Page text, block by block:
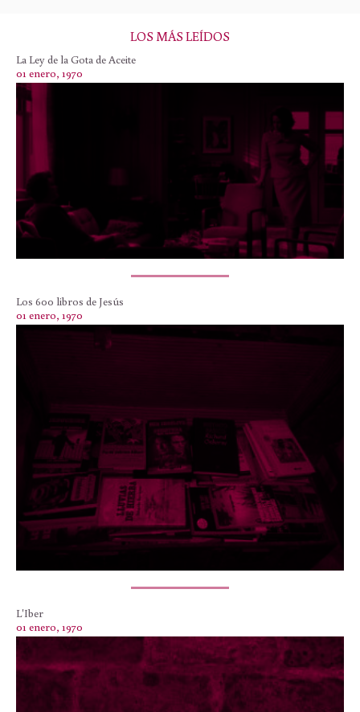
LOS MÁS LEÍDOS
La Ley de la Gota de Aceite
01 enero, 1970
Los 600 libros de Jesús
01 enero, 1970
L'Iber
01 enero, 1970